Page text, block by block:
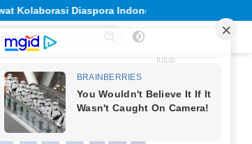
Solidaritas Sivitas Akademika Unpatti Berbuah
tutup